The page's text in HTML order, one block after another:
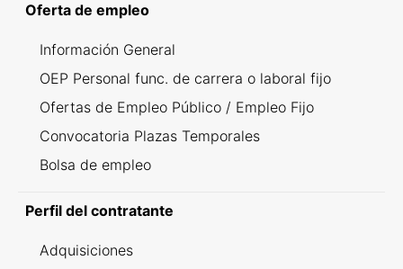
Oferta de empleo
Información General
OEP Personal func. de carrera o laboral fijo
Ofertas de Empleo Público / Empleo Fijo
Convocatoria Plazas Temporales
Bolsa de empleo
Perfil del contratante
Adquisiciones